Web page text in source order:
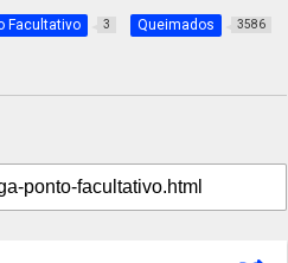
Facultativo 3 Queimados 3586